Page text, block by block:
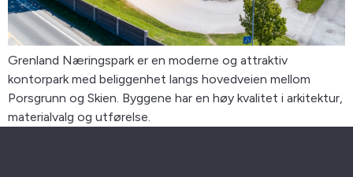
Grenland Næringspark er en moderne og attraktiv
kontorpark med beliggenhet langs hovedveien mellom
Porsgrunn og Skien. Byggene har en høy kvalitet i arkitektur,
materialvalg og utførelse.